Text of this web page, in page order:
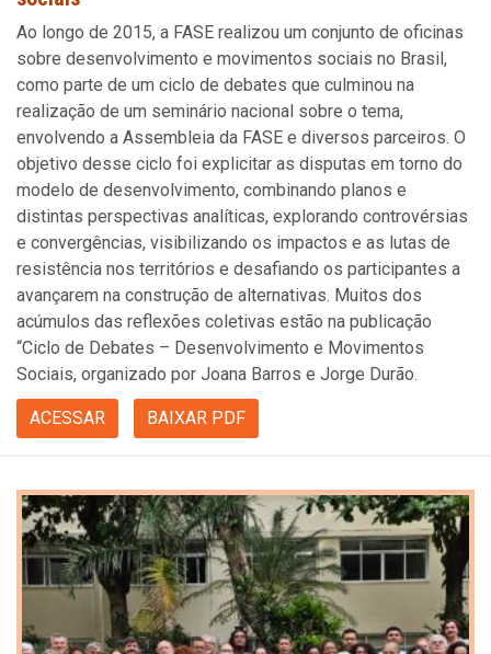
Ao longo de 2015, a FASE realizou um conjunto de oficinas
sobre desenvolvimento e movimentos sociais no Brasil,
como parte de um ciclo de debates que culminou na
realização de um seminário nacional sobre o tema,
envolvendo a Assembleia da FASE e diversos parceiros. O
objetivo desse ciclo foi explicitar as disputas em torno do
modelo de desenvolvimento, combinando planos e
distintas perspectivas analíticas, explorando controvérsias
e convergências, visibilizando os impactos e as lutas de
resistência nos territórios e desafiando os participantes a
avançarem na construção de alternativas. Muitos dos
acúmulos das reflexões coletivas estão na publicação
“Ciclo de Debates – Desenvolvimento e Movimentos
Sociais, organizado por Joana Barros e Jorge Durão.
ACESSAR BAIXAR PDF